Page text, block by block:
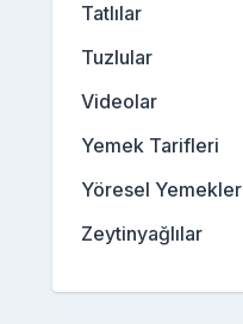
Tatlılar
Tuzlular
Videolar
Yemek Tarifleri
Yöresel Yemekler
Zeytinyağlılar